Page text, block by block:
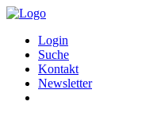
Login
Suche
Kontakt
Newsletter